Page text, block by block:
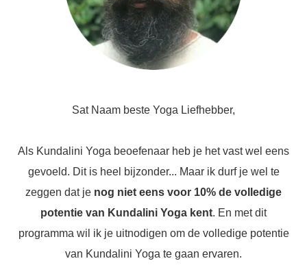
Sat Naam beste Yoga Liefhebber,
Als Kundalini Yoga beoefenaar heb je het vast wel eens
gevoeld. Dit is heel bijzonder... Maar ik durf je wel te
zeggen dat je nog niet eens voor 10% de volledige
potentie van Kundalini Yoga kent. En met dit
programma wil ik je uitnodigen om de volledige potentie
van Kundalini Yoga te gaan ervaren.